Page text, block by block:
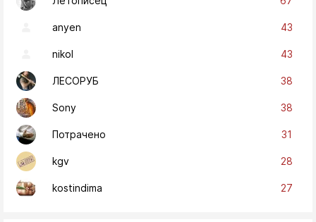
anyen 43
nikol 43
ЛЕСОРУБ 38
Sony 38
Потрачено 31
kgv 28
kostindima 27